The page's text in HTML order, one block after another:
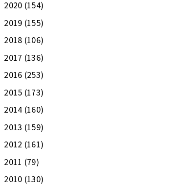
2020 (154)
2019 (155)
2018 (106)
2017 (136)
2016 (253)
2015 (173)
2014 (160)
2013 (159)
2012 (161)
2011 (79)
2010 (130)